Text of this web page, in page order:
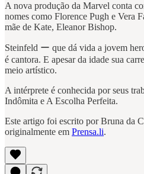
A nova produção da Marvel conta
nomes como Florence Pugh e Vera
mãe de Kate, Eleanor Bishop.
Steinfeld ー que dá vida a jovem
é cantora. E apesar da idade sua
meio artístico.
A intérprete é conhecida por seus
Indômita e A Escolha Perfeita.
Este artigo foi escrito por Bruna da
originalmente em Prensa.li.